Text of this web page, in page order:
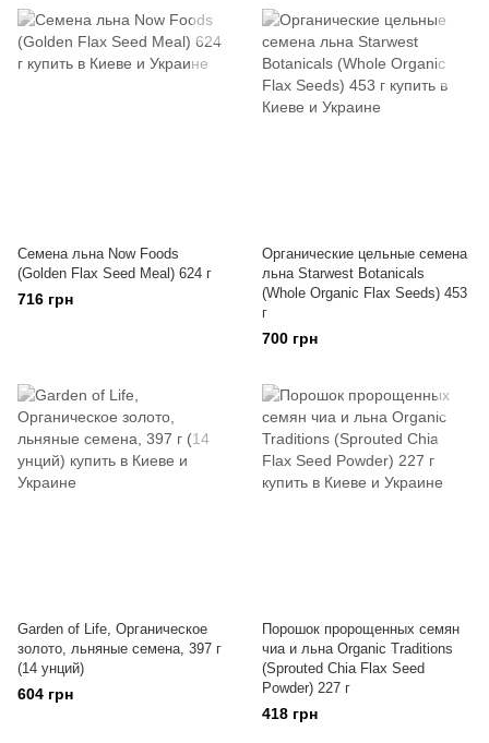
Семена льна Now Foods
(Golden Flax Seed Meal) 624 г
716 грн
Органические цельные семена
льна Starwest Botanicals
(Whole Organic Flax Seeds) 453
г
700 грн
Garden of Life, Органическое
золото, льняные семена, 397 г
(14 унций)
604 грн
Порошок пророщенных семян
чиа и льна Organic Traditions
(Sprouted Chia Flax Seed
Powder) 227 г
418 грн